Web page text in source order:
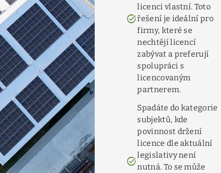
task_alt
licenci vlastní. Toto
řešení je ideální pro
firmy, které se
nechtějí licencí
zabývat a preferují
spolupráci s
licencovaným
partnerem.
task_alt
Spadáte do kategorie
subjektů, kde
povinnost držení
licence dle aktuální
legislativy není
nutná. To se může